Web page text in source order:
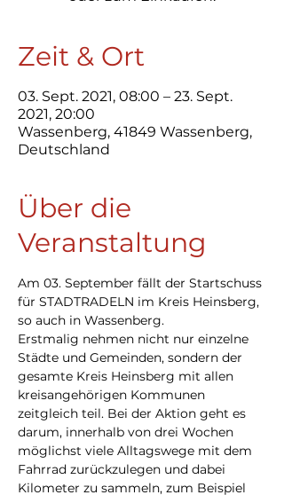
Zeit & Ort
03. Sept. 2021, 08:00 – 23. Sept.
2021, 20:00
Wassenberg, 41849 Wassenberg,
Deutschland
Über die
Veranstaltung
Am 03. September fällt der Startschuss
für STADTRADELN im Kreis Heinsberg,
so auch in Wassenberg.
Erstmalig nehmen nicht nur einzelne
Städte und Gemeinden, sondern der
gesamte Kreis Heinsberg mit allen
kreisangehörigen Kommunen
zeitgleich teil. Bei der Aktion geht es
darum, innerhalb von drei Wochen
möglichst viele Alltagswege mit dem
Fahrrad zurückzulegen und dabei
Kilometer zu sammeln, zum Beispiel